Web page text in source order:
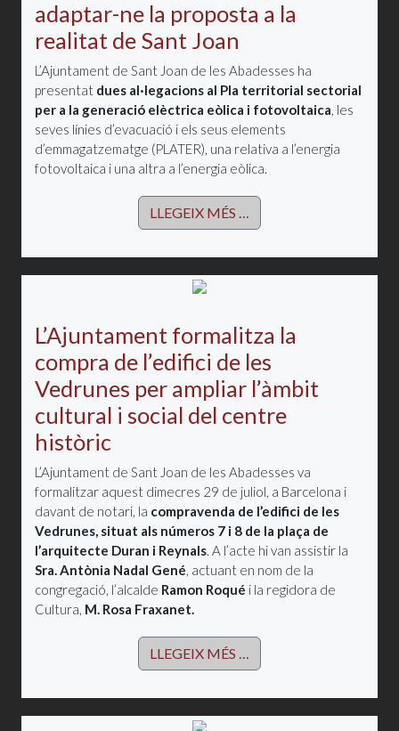
adaptar-ne la proposta a la
realitat de Sant Joan
L’Ajuntament de Sant Joan de les Abadesses ha
presentat dues al·legacions al Pla territorial sectorial
per a la generació elèctrica eòlica i fotovoltaica, les
seves línies d’evacuació i els seus elements
d’emmagatzematge (PLATER), una relativa a l’energia
fotovoltaica i una altra a l’energia eòlica.
LLEGEIX MÉS …
L’Ajuntament formalitza la
compra de l’edifici de les
Vedrunes per ampliar l’àmbit
cultural i social del centre
històric
L’Ajuntament de Sant Joan de les Abadesses va
formalitzar aquest dimecres 29 de juliol, a Barcelona i
davant de notari, la compravenda de l’edifici de les
Vedrunes, situat als números 7 i 8 de la plaça de
l’arquitecte Duran i Reynals. A l’acte hi van assistir la
Sra. Antònia Nadal Gené, actuant en nom de la
congregació, l’alcalde Ramon Roqué i la regidora de
Cultura, M. Rosa Fraxanet.
LLEGEIX MÉS …